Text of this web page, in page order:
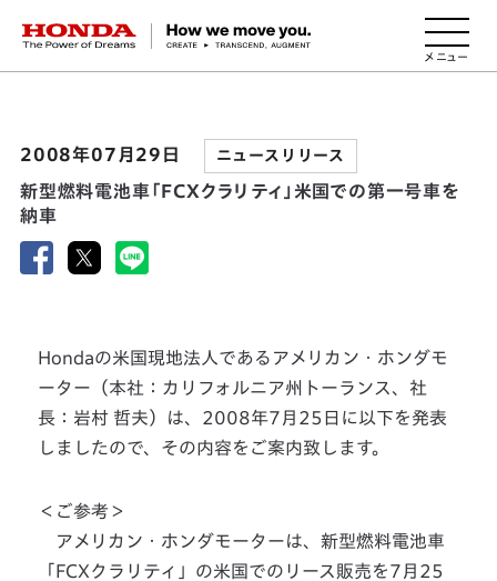
HONDA The Power of Dreams
2008年07月29日 ニュースリリース
新型燃料電池車「FCXクラリティ」米国での第一号車を
納車
Hondaの米国現地法人であるアメリカン・ホンダモ
ーター（本社：カリフォルニア州トーランス、社
長：岩村 哲夫）は、2008年7月25日に以下を発表
しましたので、その内容をご案内致します。
＜ご参考＞
アメリカン・ホンダモーターは、新型燃料電池車
「FCXクラリティ」の米国でのリース販売を7月25